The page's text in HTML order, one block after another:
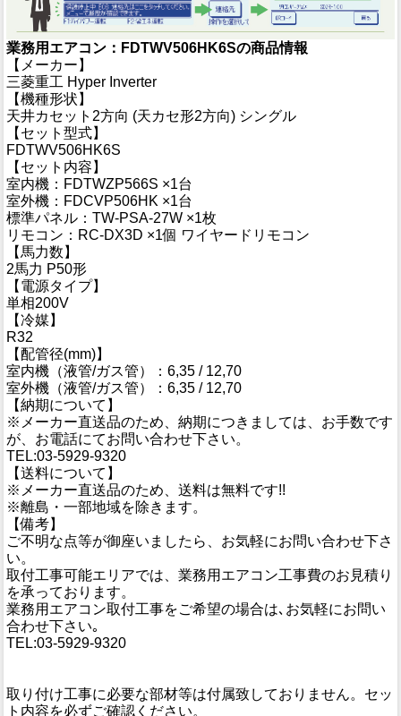
業務用エアコン：FDTWV506HK6Sの商品情報
【メーカー】
三菱重工 Hyper Inverter
【機種形状】
天井カセット2方向 (天カセ形2方向) シングル
【セット型式】
FDTWV506HK6S
【セット内容】
室内機：FDTWZP566S ×1台
室外機：FDCVP506HK ×1台
標準パネル：TW-PSA-27W ×1枚
リモコン：RC-DX3D ×1個 ワイヤードリモコン
【馬力数】
2馬力 P50形
【電源タイプ】
単相200V
【冷媒】
R32
【配管径(mm)】
室内機（液管/ガス管）：6,35 / 12,70
室外機（液管/ガス管）：6,35 / 12,70
【納期について】
※メーカー直送品のため、納期につきましては、お手数です
が、お電話にてお問い合わせ下さい。
TEL:03-5929-9320
【送料について】
※メーカー直送品のため、送料は無料です!!
※離島・一部地域を除きます。
【備考】
ご不明な点等が御座いましたら、お気軽にお問い合わせ下さ
い。
取付工事可能エリアでは、業務用エアコン工事費のお見積り
を承っております。
業務用エアコン取付工事をご希望の場合は､お気軽にお問い
合わせ下さい｡
TEL:03-5929-9320
取り付け工事に必要な部材等は付属致しておりません。セッ
ト内容を必ずご確認ください。